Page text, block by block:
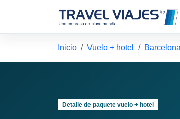
Inicio Vuelo + hotel Barcelona
Detalle de paquete vuelo + hotel